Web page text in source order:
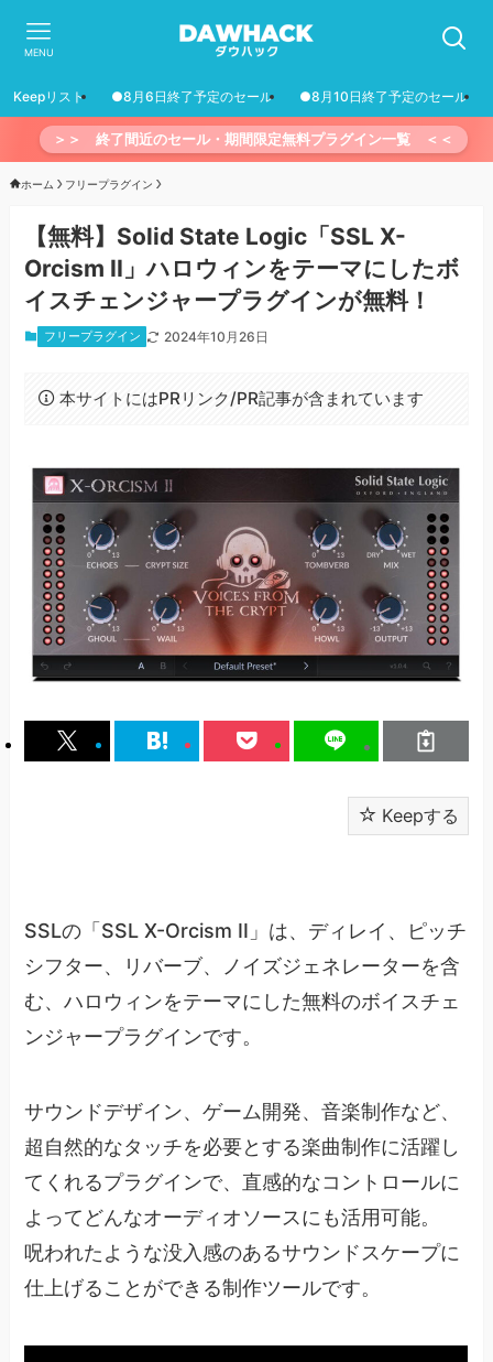
MENU
Keepリスト ●8月6日終了予定のセール ●8月10日終了予定のセール
＞＞ 終了間近のセール・期間限定無料プラグイン一覧 ＜＜
ホーム フリープラグイン
【無料】Solid State Logic「SSL X-
Orcism II」ハロウィンをテーマにしたボ
イスチェンジャープラグインが無料！
フリープラグイン 2024年10月26日
本サイトにはPRリンク/PR記事が含まれています
Keepする
SSLの「SSL X-Orcism II」は、ディレイ、ピッチ
シフター、リバーブ、ノイズジェネレーターを含
む、ハロウィンをテーマにした無料のボイスチェ
ンジャープラグインです。
サウンドデザイン、ゲーム開発、音楽制作など、
超自然的なタッチを必要とする楽曲制作に活躍し
てくれるプラグインで、直感的なコントロールに
よってどんなオーディオソースにも活用可能。
呪われたような没入感のあるサウンドスケープに
仕上げることができる制作ツールです。